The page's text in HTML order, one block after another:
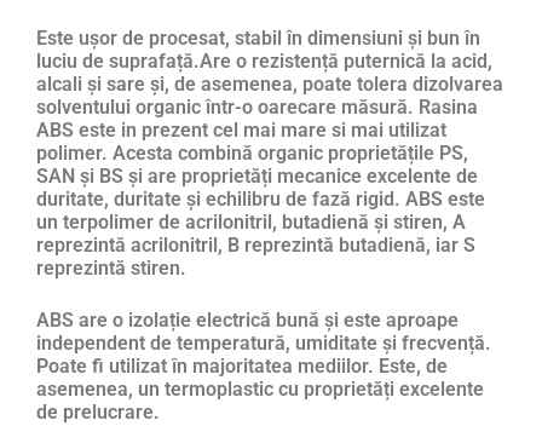
Este ușor de procesat, stabil în dimensiuni și bun în
luciu de suprafață.Are o rezistență puternică la acid,
alcali și sare și, de asemenea, poate tolera dizolvarea
solventului organic într-o oarecare măsură. Rasina
ABS este in prezent cel mai mare si mai utilizat
polimer. Acesta combină organic proprietățile PS,
SAN și BS și are proprietăți mecanice excelente de
duritate, duritate și echilibru de fază rigid. ABS este
un terpolimer de acrilonitril, butadienă și stiren, A
reprezintă acrilonitril, B reprezintă butadienă, iar S
reprezintă stiren.
ABS are o izolație electrică bună și este aproape
independent de temperatură, umiditate și frecvență.
Poate fi utilizat în majoritatea mediilor. Este, de
asemenea, un termoplastic cu proprietăți excelente
de prelucrare.